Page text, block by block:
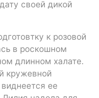
своей дикой
к розовой
в роскошном
длинном халате.
кружевной
ее